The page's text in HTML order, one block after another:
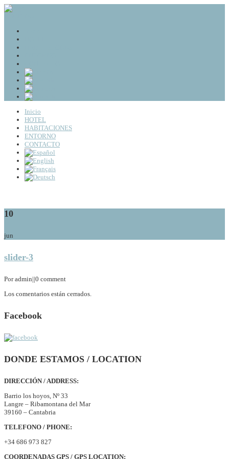
Inicio
HOTEL
HABITACIONES
ENTORNO
CONTACTO
10
jun
slider-3
Por admin||0 comment
Los comentarios están cerrados.
Facebook
DONDE ESTAMOS / LOCATION
DIRECCIÓN / ADDRESS:
Barrio los hoyos, Nº 33
Langre – Ribamontana del Mar
39160 – Cantabria
TELEFONO / PHONE:
+34 686 973 827
COORDENADAS GPS / GPS LOCATION: